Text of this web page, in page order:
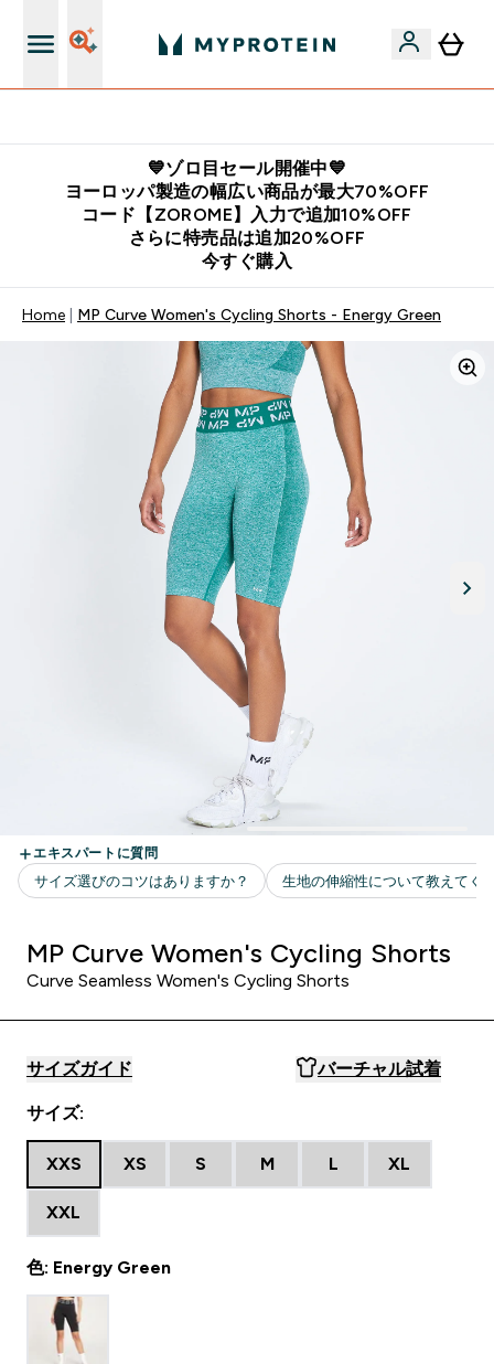
💙ゾロ目セール開催中💙
ヨーロッパ製造の幅広い商品が最大70%OFF
コード【ZOROME】入力で追加10%OFF
さらに特売品は追加20%OFF
今すぐ購入
Home MP Curve Women's Cycling Shorts - Energy Green
MP Curve Women's Cycling Shorts
Curve Seamless Women's Cycling Shorts
サイズガイド バーチャル試着
サイズ:
XXS XS S M L XL
XXL
色: Energy Green